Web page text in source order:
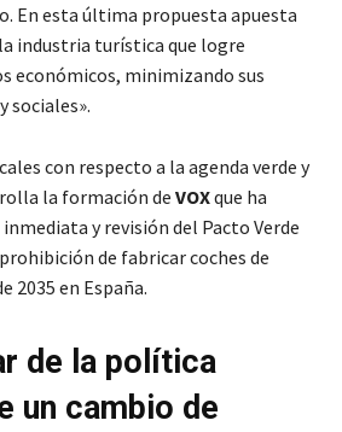
En esta última propuesta apuesta
industria turística que logre
económicos, minimizando sus
sociales».
con respecto a la agenda verde y
la formación de VOXque ha
y revisión del Pacto Verde
de fabricar coches de
2035 en España.
de la política
un cambio de